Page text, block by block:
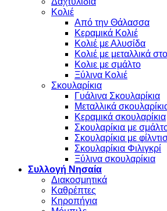
Κολιέ
Από την Θάλασσα
Κεραμικά Κολιέ
Κολιέ με Αλυσίδα
Κολιέ με μεταλλικά
Κολιε με σμάλτο
Ξύλινα Κολιέ
Σκουλαρίκια
Γυάλινα Σκουλαρίκια
Μεταλλικά
Κεραμικά σκουλαρίκια
Σκουλαρίκια με
Σκουλαρίκια με
Σκουλαρίκια Φιλιγκρί
Ξύλινα σκουλαρίκια
Συλλογή Νησαία
Διακοσμητικά
Καθρέπτες
Κηροπήγια